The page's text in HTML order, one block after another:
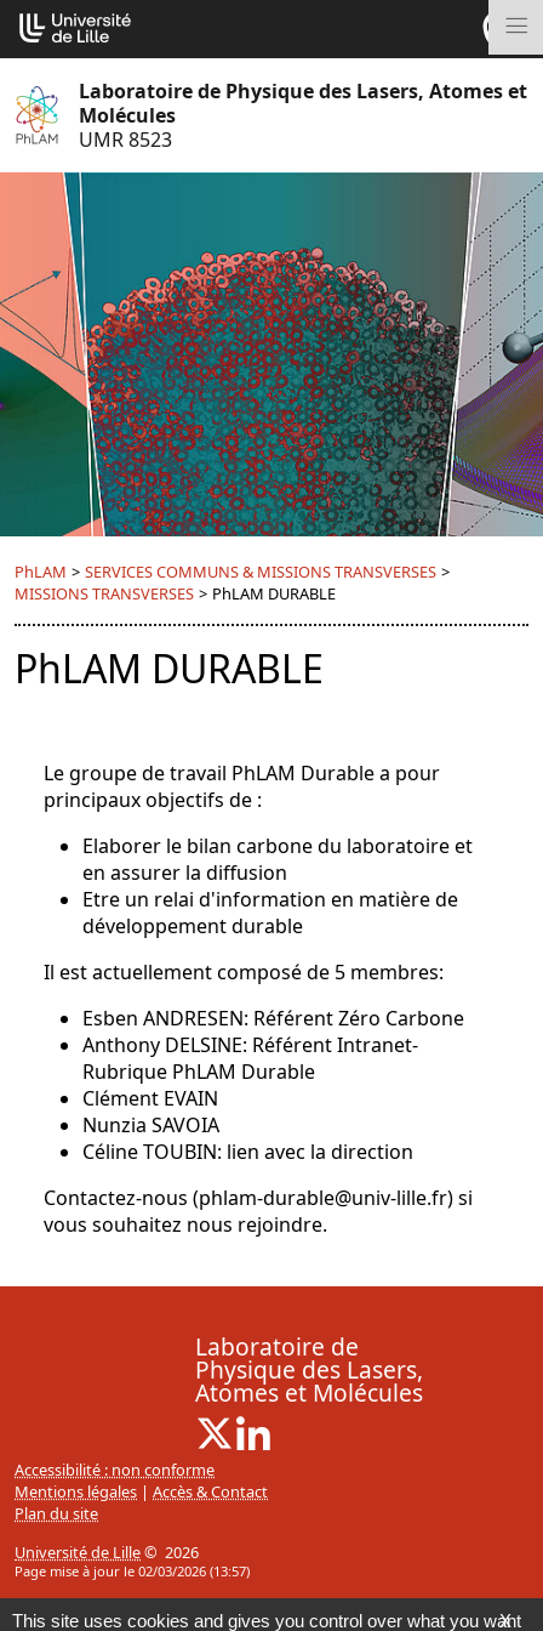
Aller
au
contenu
Laboratoire de Physique des Lasers, Atomes et
Molécules
UMR 8523
PhLAM > SERVICES COMMUNS & MISSIONS TRANSVERSES >
MISSIONS TRANSVERSES > PhLAM DURABLE
PhLAM DURABLE
Le groupe de travail PhLAM Durable a pour
principaux objectifs de :
Elaborer le bilan carbone du laboratoire et
en assurer la diffusion
Etre un relai d'information en matière de
développement durable
Il est actuellement composé de 5 membres:
Esben ANDRESEN: Référent Zéro Carbone
Anthony DELSINE: Référent Intranet-
Rubrique PhLAM Durable
Clément EVAIN
Nunzia SAVOIA
Céline TOUBIN: lien avec la direction
Contactez-nous (phlam-durable@univ-lille.fr) si
vous souhaitez nous rejoindre.
Laboratoire de
Physique des Lasers,
Atomes et Molécules
X ( Nouvelle fenêtre)
Accessibilité : non conforme
Mentions légales | Accès & Contact
Plan du site
Université de Lille© 2026
Page mise à jour le 02/03/2026 (13:57)
Cookies management panel
X
This site uses cookies and gives you control over what you want